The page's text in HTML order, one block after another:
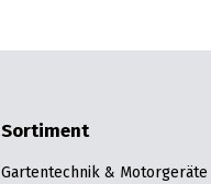
Sortiment
Gartentechnik & Motorgeräte